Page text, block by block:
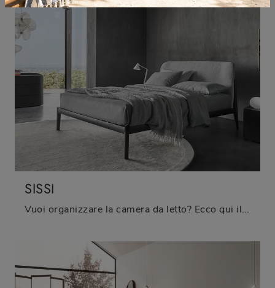
SISSI
Vuoi organizzare la camera da letto? Ecco qui il letto in tessuto Sissi di Sangiacomo per spazi design.